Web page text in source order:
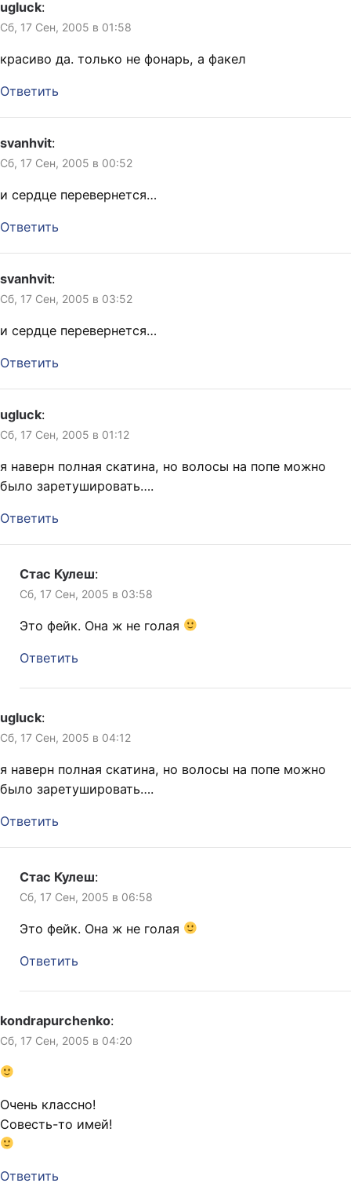
ugluck:
Сб, 17 Сен, 2005 в 01:58
красиво да. только не фонарь, а факел
Ответить
svanhvit:
Сб, 17 Сен, 2005 в 00:52
и сердце перевернется…
Ответить
svanhvit:
Сб, 17 Сен, 2005 в 03:52
и сердце перевернется…
Ответить
ugluck:
Сб, 17 Сен, 2005 в 01:12
я наверн полная скатина, но волосы на попе можно
было заретушировать….
Ответить
Стас Кулеш:
Сб, 17 Сен, 2005 в 03:58
Это фейк. Она ж не голая
Ответить
ugluck:
Сб, 17 Сен, 2005 в 04:12
я наверн полная скатина, но волосы на попе можно
было заретушировать….
Ответить
Стас Кулеш:
Сб, 17 Сен, 2005 в 06:58
Это фейк. Она ж не голая
Ответить
kondrapurchenko:
Сб, 17 Сен, 2005 в 04:20
Очень классно!
Совесть-то имей!
Ответить